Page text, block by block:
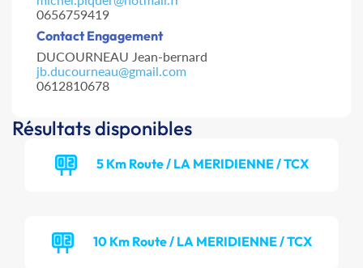
0656759419
Contact Engagement
DUCOURNEAU Jean-bernard
jb.ducourneau@gmail.com
0612810678
Résultats disponibles
5 Km Route / LA MERIDIENNE / TCX
10 Km Route / LA MERIDIENNE / TCX